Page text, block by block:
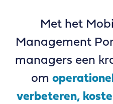
Met het
Management
managers een
om
verbeteren,